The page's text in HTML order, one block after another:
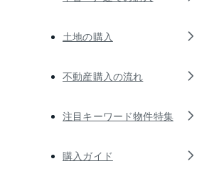
土地の購入
不動産購入の流れ
注目キーワード物件特集
購入ガイド